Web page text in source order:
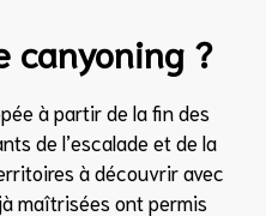
canyoning ?
à partir de la fin des
de l’escalade et de la
à découvrir avec
maîtrisées ont permis